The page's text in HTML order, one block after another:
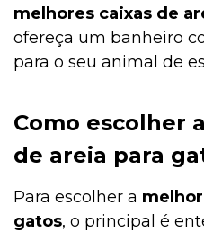
melhores caixas de
ofereça um banheiro
para o seu animal de
Como escolher
de areia para
Para escolher a
gatos, o principal é